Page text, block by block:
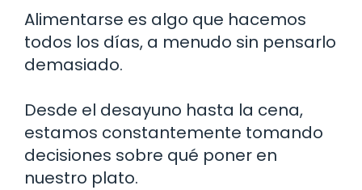
Alimentarse es algo que hacemos
todos los días, a menudo sin pensarlo
demasiado.
Desde el desayuno hasta la cena,
estamos constantemente tomando
decisiones sobre qué poner en
nuestro plato.